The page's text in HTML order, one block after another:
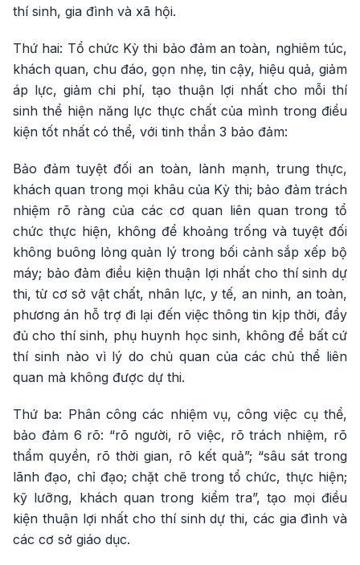
thí sinh, gia đình và xã hội.
Thứ hai: Tổ chức Kỳ thi bảo đảm an toàn, nghiêm túc,
khách quan, chu đáo, gọn nhẹ, tin cậy, hiệu quả, giảm
áp lực, giảm chi phí, tạo thuận lợi nhất cho mỗi thí
sinh thể hiện năng lực thực chất của mình trong điều
kiện tốt nhất có thể, với tinh thần 3 bảo đảm:
Bảo đảm tuyệt đối an toàn, lành mạnh, trung thực,
khách quan trong mọi khâu của Kỳ thi; bảo đảm trách
nhiệm rõ ràng của các cơ quan liên quan trong tổ
chức thực hiện, không để khoảng trống và tuyệt đối
không buông lỏng quản lý trong bối cảnh sắp xếp bộ
máy; bảo đảm điều kiện thuận lợi nhất cho thí sinh dự
thi, từ cơ sở vật chất, nhân lực, y tế, an ninh, an toàn,
phương án hỗ trợ đi lại đến việc thông tin kịp thời, đầy
đủ cho thí sinh, phụ huynh học sinh, không để bất cứ
thí sinh nào vì lý do chủ quan của các chủ thể liên
quan mà không được dự thi.
Thứ ba: Phân công các nhiệm vụ, công việc cụ thể,
bảo đảm 6 rõ: “rõ người, rõ việc, rõ trách nhiệm, rõ
thẩm quyền, rõ thời gian, rõ kết quả”; “sâu sát trong
lãnh đạo, chỉ đạo; chặt chẽ trong tổ chức, thực hiện;
kỹ lưỡng, khách quan trong kiểm tra”, tạo mọi điều
kiện thuận lợi nhất cho thí sinh dự thi, các gia đình và
các cơ sở giáo dục.